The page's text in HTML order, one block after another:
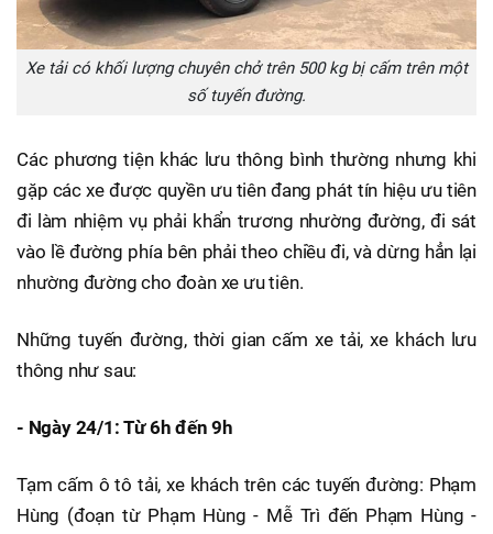
Xe tải có khối lượng chuyên chở trên 500 kg bị cấm trên một
số tuyến đường.
Các phương tiện khác lưu thông bình thường nhưng khi
gặp các xe được quyền ưu tiên đang phát tín hiệu ưu tiên
đi làm nhiệm vụ phải khẩn trương nhường đường, đi sát
vào lề đường phía bên phải theo chiều đi, và dừng hẳn lại
nhường đường cho đoàn xe ưu tiên.
Những tuyến đường, thời gian cấm xe tải, xe khách lưu
thông như sau:
- Ngày 24/1: Từ 6h đến 9h
Tạm cấm ô tô tải, xe khách trên các tuyến đường: Phạm
Hùng (đoạn từ Phạm Hùng - Mễ Trì đến Phạm Hùng -